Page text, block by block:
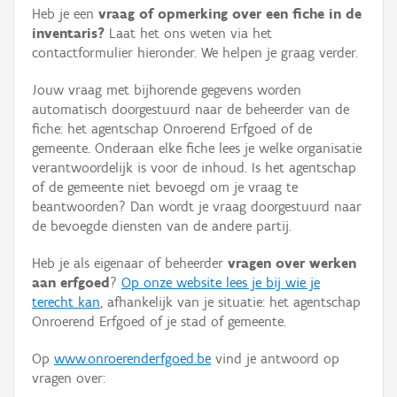
Erfgoedobject
Aanduidingsobject
Waarneming
Thema
Gebeurtenis
Persoon of collectief
Hergebruik
Aanmelden
Heb je een vraag of opmerking over een fiche in de
inventaris? Laat het ons weten via het
contactformulier hieronder. We helpen je graag verder.
Jouw vraag met bijhorende gegevens worden
automatisch doorgestuurd naar de beheerder van de
fiche: het agentschap Onroerend Erfgoed of de
gemeente. Onderaan elke fiche lees je welke organisatie
verantwoordelijk is voor de inhoud. Is het agentschap
of de gemeente niet bevoegd om je vraag te
beantwoorden? Dan wordt je vraag doorgestuurd naar
de bevoegde diensten van de andere partij.
Heb je als eigenaar of beheerder vragen over werken
aan erfgoed ? Op onze website lees je bij wie je
terecht kan, afhankelijk van je situatie: het agentschap
Onroerend Erfgoed of je stad of gemeente.
Op www.onroerenderfgoed.be vind je antwoord op
vragen over: